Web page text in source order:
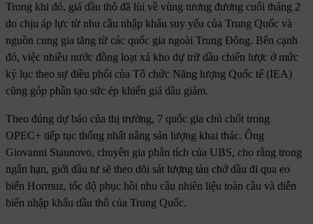
Trong khi đó, giá dầu thô đã lùi về vùng tương đương cuối tháng 2
do chịu áp lực từ nhu cầu nhập khẩu suy yếu của Trung Quốc và
nguồn cung gia tăng từ các quốc gia ngoài Trung Đông. Bên cạnh
đó, việc nhiều nước đồng loạt xả kho dự trữ dầu chiến lược ở mức
kỷ lục theo sự điều phối của Tổ chức Năng lượng Quốc tế (IEA)
cũng góp phần tạo sức ép khiến giá dầu giảm.
Theo đúng dự báo của thị trường, 7 quốc gia chủ chốt trong
OPEC+ tiếp tục thống nhất nâng sản lượng khai thác. Ông
Giovanni Staunovo, chuyên gia phân tích của UBS, cho rằng trong
ngắn hạn, giới đầu tư sẽ theo dõi sát lượng tàu chở dầu đi qua eo
biển Hormuz, tốc độ phục hồi nhu cầu nhiên liệu toàn cầu và diễn
biến nhập khẩu dầu thô của Trung Quốc.